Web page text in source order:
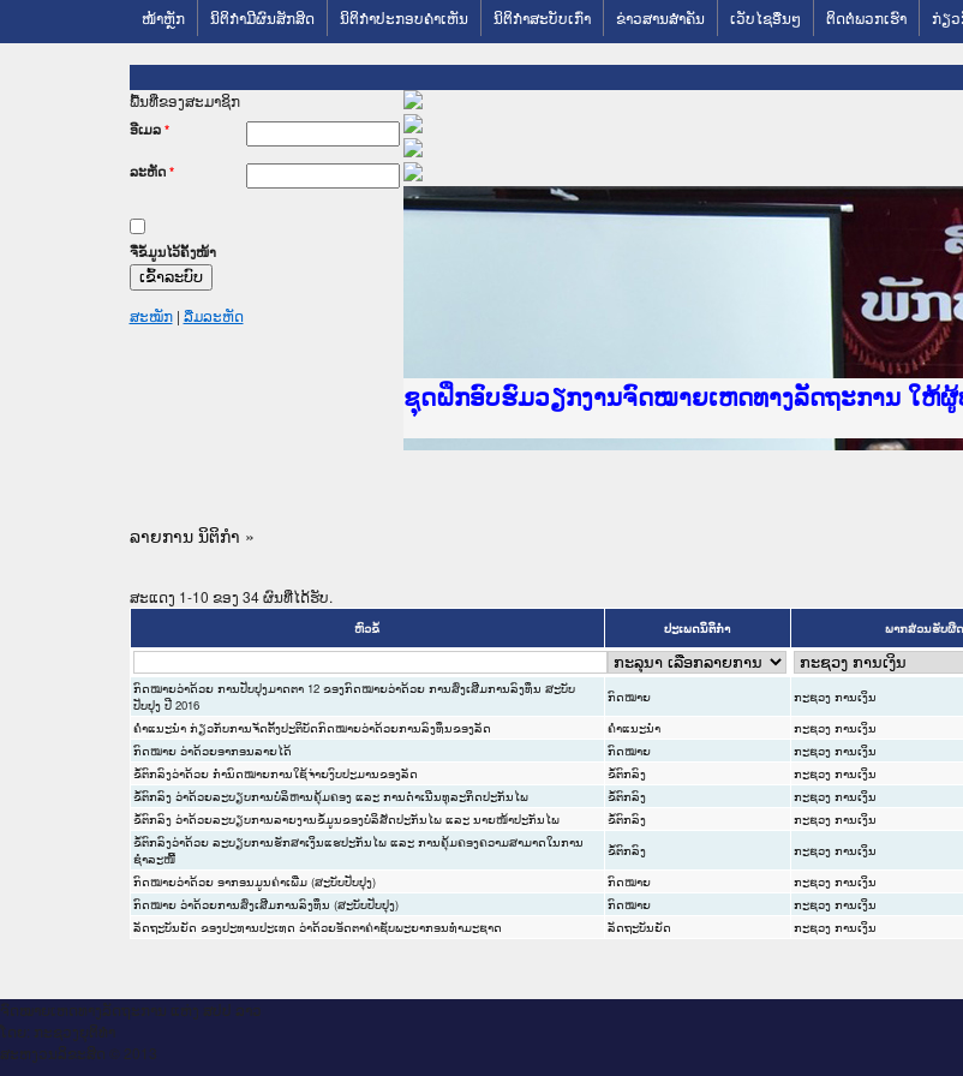
ໜ້າຫຼັກ ນິຕິກໍາມີຜົນສັກສິດ ນິຕິກໍາປະກອບຄໍາເຫັນ ນິຕິກໍາສະບັບເກົ່າ ຂ່າວສານສໍາຄັນ ເວັບໄຊອື່ນໆ ຕິດຕໍ່ພວກເຮົາ ກ່ຽ
ພື້ນທີ່ຂອງສະມາຊິກ
ອີເມລ *
ລະຫັດ *
ຈື່ຂໍ້ມູນໄວ້ຄັ້ງໜ້າ
ສະໝັກ| ລືມລະຫັດ
Ministry of Justice Lao PDR
ເຜີຍແຜ່ວັບໄຊຈົດໝາຍເຫດທາງລັດຖະການ ແລະ ແອັບ
ກະຊວງຍຸຕິທຳ
ຊຸດຝຶກອົບຮົມວຽກງານຈົດໝາຍເຫດທາງລັດຖະການ ໃຫ້
ກອງປະຊຸມທົບທວນຄືນການຈັດຕັ້ງປະຕິບັດວຽກງານຈົດໝ
ຝຶກອົບຮົມ ຜູ່ປະສານງານວຽກງານຈົດໝາຍເຫດທາງລັດຖ
ຝຶກອົບຮົມ ຜູ່ປະສານງານວຽກງານຈົດໝາຍເຫດທາງລັດຖ
ເຜີຍແຜ່ແອັບກົດໝາຍລາວ ແລະ ເວັບໄຊຈົດໝາຍເຫດທາ
ເຜີຍແຜ່ແອັບກົດໝາຍລາວ ແລະ ເວັບໄຊຈົດໝາຍເຫດທາ
ຍົກລະດັບວຽກງານຈົດໝາຍເຫດທາງລັດຖະການໃຫ້ຜູ້ປະ
ຊຸດຝຶກອົບຮົມວຽກງານຈົດໝາຍເຫດທາງລັດຖະການ ໃຫ້
ລາຍການ ນິຕິກໍາ »
ສະແດງ 1-10 ຂອງ 34 ຜົນທີ່ໄດ້ຮັບ.
ຫົວຂໍ້ ປະເພດນິຕິກຳ ພາກສ່ວນຮັບຜິ
ກົດໝາຍວ່າດ້ວຍ ການປັບປຸງມາດຕາ 12 ຂອງກົດໝາຍວ່າດ້ວຍ ການສົ່ງເສີມການລົງທຶນ ສະບັບ
ປັບປຸງ ປີ 2016
ກົດໝາຍ ກະຊວງ ການເງິນ
ຄຳແນະນຳ ກ່ຽວກັບການຈັດຕັ້ງປະຕິບັດກົດໝາຍວ່າດ້ວຍການລົງທຶນຂອງລັດ
ຄໍາແນະນໍາ ກະຊວງ ການເງິນ
ກົດໝາຍ ວ່າດ້ວຍອາກອນລາຍໄດ້
ກົດໝາຍ ກະຊວງ ການເງິນ
ຂໍ້ຕົກລົງວ່າດ້ວຍ ກຳນົດໝາຍການໃຊ້ຈ່າຍງົບປະມານຂອງລັດ
ຂໍ້ຕົກລົງ ກະຊວງ ການເງິນ
ຂໍ້ຕົກລົງ ວ່າດ້ວຍລະບຽບການບໍລິຫານຄຸ້ມຄອງ ແລະ ການດຳເນີນທຸລະກິດປະກັນໄພ
ຂໍ້ຕົກລົງ ກະຊວງ ການເງິນ
ຂໍ້ຕົກລົງ ວ່າດ້ວຍລະບຽບການລາຍງານຂໍ້ມູນຂອງບໍລິສັດປະກັນໄພ ແລະ ນາຍໜ້າປະກັນໄພ
ຂໍ້ຕົກລົງ ກະຊວງ ການເງິນ
ຂໍ້ຕົກລົງວ່າດ້ວຍ ລະບຽບການຮັກສາເງິນແຮປະກັນໄພ ແລະ ການຄຸ້ມຄອງຄວາມສາມາດໃນການ
ຊຳລະໜີ້
ຂໍ້ຕົກລົງ ກະຊວງ ການເງິນ
ກົດໝາຍວ່າດ້ວຍ ອາກອນມູນຄ່າເພີ່ມ (ສະບັບປັບປຸງ)
ກົດໝາຍ ກະຊວງ ການເງິນ
ກົດໝາຍ ວ່າດ້ວຍການສົ່ງເສີມການລົງທຶນ (ສະບັບປັບປຸງ)
ກົດໝາຍ ກະຊວງ ການເງິນ
ລັດຖະບັນຍັດ ຂອງປະທານປະເທດ ວ່າດ້ວຍອັດຕາຄ່າຊັບພະຍາກອນທຳມະຊາດ
ລັດຖະບັນຍັດ ກະຊວງ ການເງິນ
ຈົດ​ໝາຍ​ເຫດ​ທາງ​ລັດ​ຖະ​ການ ແຫ່ງ ສ​ປ​ປ ລາວ
ໂດຍ: ກະ​ຊວງຍຸ​ຕິ​ທຳ
ສະ​ຫງວນ​ລິ​ຂະ​ສິດ © 2013